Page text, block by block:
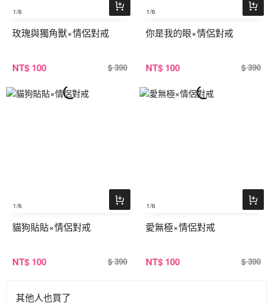
1/6
玫瑰與獨角獸×情侶對戒
NT$ 100 $ 390
1/6
你是我的眼×情侶對戒
NT$ 100 $ 390
1/6
貓狗貼貼×情侶對戒
NT$ 100 $ 390
1/6
愛無極×情侶對戒
NT$ 100 $ 390
其他人也買了